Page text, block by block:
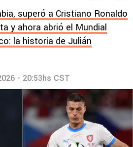
superó a Cristiano Ronaldo
y ahora abrió el Mundial
la historia de Julián
- 20:53hs CST